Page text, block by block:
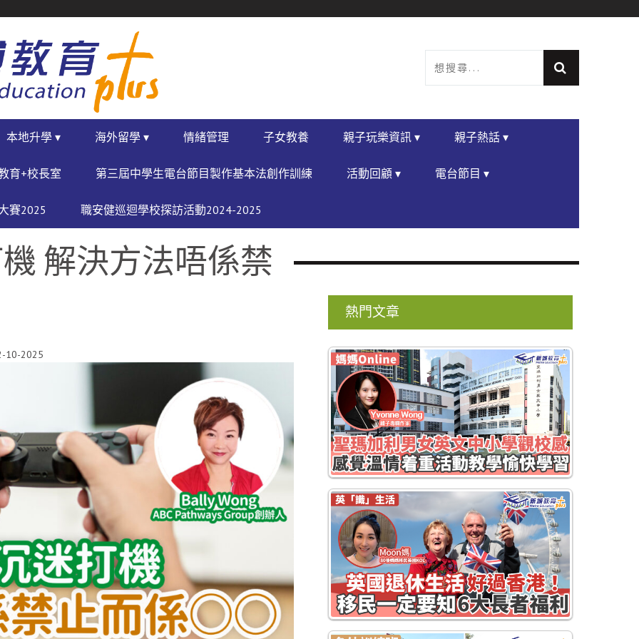
本地升學 ▾ 海外留學 ▾ 情緒管理 子女教養 親子玩樂資訊 ▾ 親子熱話 ▾
育+校長室 第三屆中學生電台節目製作基本法創作訓練 活動回顧 ▾ 電台節目 ▾
賽2025 職安健巡迴學校探訪活動2024-2025
解決方法唔係禁
10-2025
熱門文章